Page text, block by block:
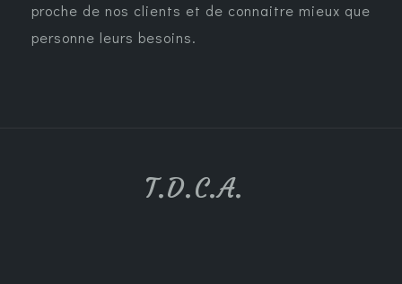
proche de nos clients et de connaitre mieux que
personne leurs besoins.
T.D.C.A.